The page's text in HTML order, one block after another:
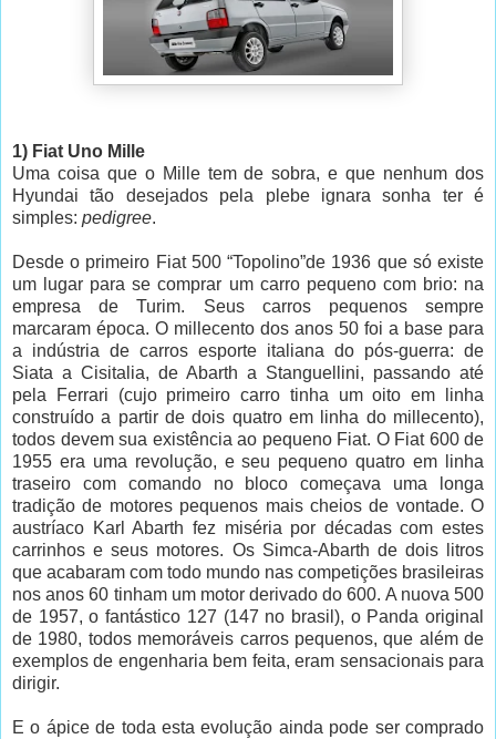
1) Fiat Uno Mille
Uma coisa que o Mille tem de sobra, e que nenhum dos
Hyundai tão desejados pela plebe ignara sonha ter é
simples: pedigree.
Desde o primeiro Fiat 500 “Topolino”de 1936 que só existe
um lugar para se comprar um carro pequeno com brio: na
empresa de Turim. Seus carros pequenos sempre
marcaram época. O millecento dos anos 50 foi a base para
a indústria de carros esporte italiana do pós-guerra: de
Siata a Cisitalia, de Abarth a Stanguellini, passando até
pela Ferrari (cujo primeiro carro tinha um oito em linha
construído a partir de dois quatro em linha do millecento),
todos devem sua existência ao pequeno Fiat. O Fiat 600 de
1955 era uma revolução, e seu pequeno quatro em linha
traseiro com comando no bloco começava uma longa
tradição de motores pequenos mais cheios de vontade. O
austríaco Karl Abarth fez miséria por décadas com estes
carrinhos e seus motores. Os Simca-Abarth de dois litros
que acabaram com todo mundo nas competições brasileiras
nos anos 60 tinham um motor derivado do 600. A nuova 500
de 1957, o fantástico 127 (147 no brasil), o Panda original
de 1980, todos memoráveis carros pequenos, que além de
exemplos de engenharia bem feita, eram sensacionais para
dirigir.
E o ápice de toda esta evolução ainda pode ser comprado